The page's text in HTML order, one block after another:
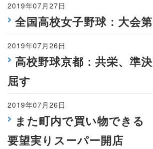
2019年07月27日
全国高校女子野球：大会
2019年07月26日
高校野球京都：共栄、準
屈す
2019年07月26日
また町内で買い物でき
要望実りスーパー開店